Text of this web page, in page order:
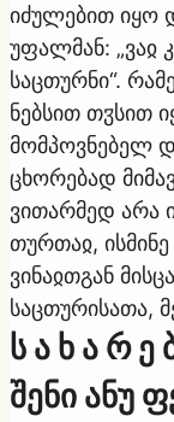
იძულებით იყო
უფალმან: „ვაჲ
საცთურნი“.
ნებსით თჳსით
მომპოვნებელ
ცხორებად
ვითარმედ არა
თურთაჲ,
ვინაჲთგან
საცთურისათა,
ს ა ხ ა რ ე
შენი ანუ